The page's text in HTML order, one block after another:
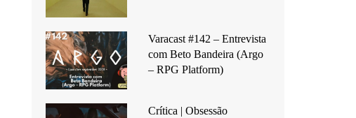
Varacast #142 – Entrevista
com Beto Bandeira (Argo
– RPG Platform)
Crítica | Obsessão